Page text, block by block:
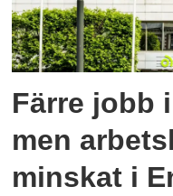
Färre jobb
men
minskat i